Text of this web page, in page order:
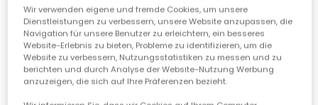
Wir verwenden eigene und fremde Cookies, um unsere
Dienstleistungen zu verbessern, unsere Website anzupassen, die
Navigation für unsere Benutzer zu erleichtern, ein besseres
Website-Erlebnis zu bieten, Probleme zu identifizieren, um die
Website zu verbessern, Nutzungsstatistiken zu messen und zu
berichten und durch Analyse der Website-Nutzung Werbung
anzuzeigen, die sich auf Ihre Präferenzen bezieht.